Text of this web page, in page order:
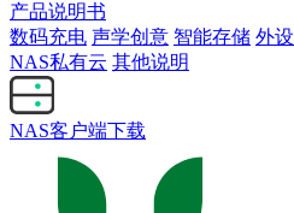
产品说明书
数码充电 声学创意 智能存储 外
NAS私有云 其他说明
NAS客户端下载